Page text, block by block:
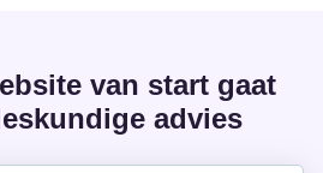
van start gaat
advies